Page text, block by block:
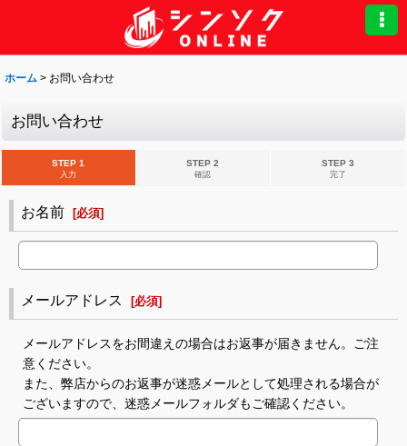
ホーム > お問い合わせ
お問い合わせ
STEP 1
入力
STEP 2
確認
STEP 3
完了
お名前 [必須]
メールアドレス [必須]
メールアドレスをお間違えの場合はお返事が届きません。ご注
意ください。
また、弊店からのお返事が迷惑メールとして処理される場合が
ございますので、迷惑メールフォルダもご確認ください。